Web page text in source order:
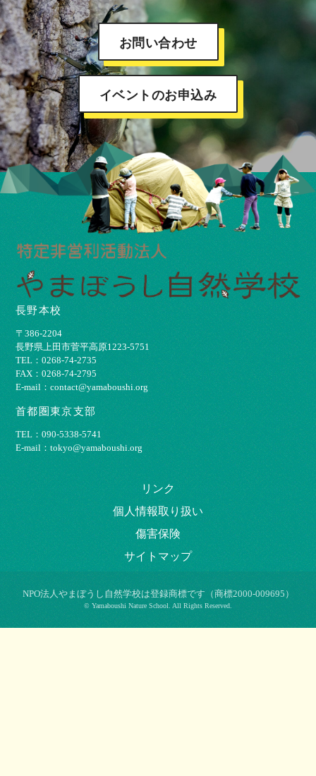
お問い合わせ
イベントのお申込み
長野本校
〒386-2204
⻑野県上⽥市菅平⾼原1223-5751
TEL：0268-74-2735
FAX：0268-74-2795
E-mail：contact@yamaboushi.org
首都圏東京支部
TEL：090-5338-5741
E-mail：tokyo@yamaboushi.org
リンク
個⼈情報取り扱い
傷害保険
サイトマップ
NPO法⼈やまぼうし⾃然学校は登録商標です（商標2000-009695）
© Yamaboushi Nature School. All Rights Reserved.